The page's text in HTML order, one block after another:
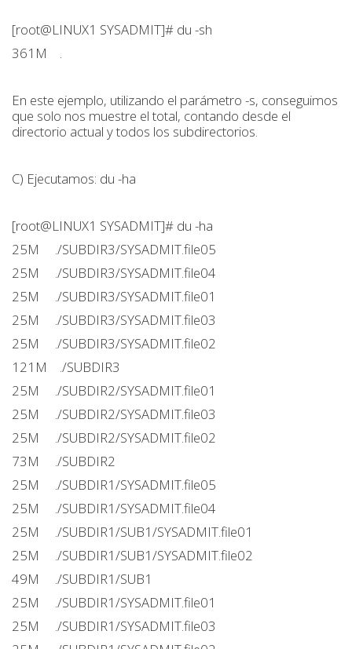
[root@LINUX1 SYSADMIT]# du -sh
361M .
En este ejemplo, utilizando el parámetro -s, conseguimos
que solo nos muestre el total, contando desde el
directorio actual y todos los subdirectorios.
C) Ejecutamos: du -ha
[root@LINUX1 SYSADMIT]# du -ha
25M ./SUBDIR3/SYSADMIT.file05
25M ./SUBDIR3/SYSADMIT.file04
25M ./SUBDIR3/SYSADMIT.file01
25M ./SUBDIR3/SYSADMIT.file03
25M ./SUBDIR3/SYSADMIT.file02
121M ./SUBDIR3
25M ./SUBDIR2/SYSADMIT.file01
25M ./SUBDIR2/SYSADMIT.file03
25M ./SUBDIR2/SYSADMIT.file02
73M ./SUBDIR2
25M ./SUBDIR1/SYSADMIT.file05
25M ./SUBDIR1/SYSADMIT.file04
25M ./SUBDIR1/SUB1/SYSADMIT.file01
25M ./SUBDIR1/SUB1/SYSADMIT.file02
49M ./SUBDIR1/SUB1
25M ./SUBDIR1/SYSADMIT.file01
25M ./SUBDIR1/SYSADMIT.file03